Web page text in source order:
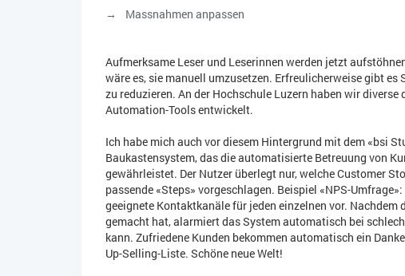
Massnahmen anpassen
Aufmerksame Leser und Leserinnen werden jetzt
wäre es, sie manuell umzusetzen. Erfreulicherweise gibt
zu reduzieren. An der Hochschule Luzern haben wir
Automation-Tools entwickelt.
Ich habe mich auch vor diesem Hintergrund mit dem «bsi
Baukastensystem, das die automatisierte Betreuung von
gewährleistet. Der Nutzer überlegt nur, welche Customer
passende «Steps» vorgeschlagen. Beispiel «NPS-
geeignete Kontaktkanäle für jeden einzelnen vor. Nachdem
gemacht hat, alarmiert das System automatisch bei
kann. Zufriedene Kunden bekommen automatisch ein
Up-Selling-Liste. Schöne neue Welt!